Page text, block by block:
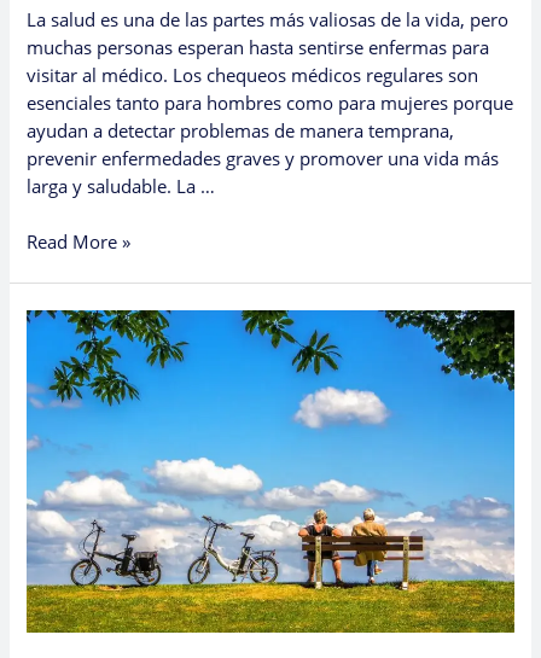
La salud es una de las partes más valiosas de la vida, pero
muchas personas esperan hasta sentirse enfermas para
visitar al médico. Los chequeos médicos regulares son
esenciales tanto para hombres como para mujeres porque
ayudan a detectar problemas de manera temprana,
prevenir enfermedades graves y promover una vida más
larga y saludable. La …
Read More »
Why
Regular
Health
Check-
Ups
for
Men
and
Women